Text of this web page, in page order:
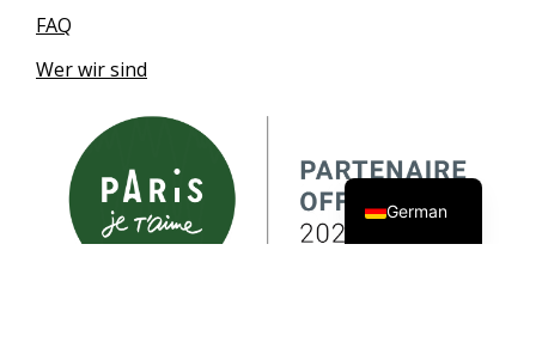
FAQ
Wer wir sind
German
French